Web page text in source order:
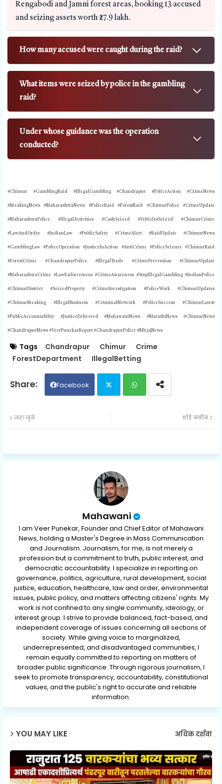
Rengabodi and Jamni forest areas, booking 13 accused
and seizing assets worth ₹27.9 lakh.
How many accused were caught during the raid?
What items were seized by police in the gambling
raid?
Under whose guidance was the operation
conducted?
#Chimur #GamblingRaid #IllegalGambling #Chandrapur #PoliceAction #CrimeNews
#BreakingNews #MaharashtraNews #PoliceRaid #ForestRaid #ChimurPolice #CrimeUpdate
#MaharashtraPolice #IllegalActivities #CashSeized #VehiclesSeized #ChimurCrime
#LawAndOrder #IndianLaw #PublicSafety #CrimeAlert #RaidUpdate #ChimurNews
#GamblingLaw #PoliceOperation #JusticeInAction #AntiCrime #PoliceSeizure #ChimurRaid
#ForestCrime #ChandrapurPolice #IllegalTrade #CrimePrevention #ChimurUpdate
#MaharashtraCrime #LawEnforcement #CrimeAwareness #StopIllegalGambling #IndianPolice
#ChimurDistrict #SeizedProperty #CrimeInvestigation #PoliceWork #ChimurUpdates
#ChimurBreaking #IllegalBusiness #CriminalNetwork #PoliceSuccess #ChimurLatest
#PublicAccountability #JusticeDelivered #MahawaniNews #MarathiNews #ChimurNews
#ChandrapurNews #VeerPunekarReport #ChandrapurPolice #Mh34News
Tags Chandrapur Chimur
Crime
ForestDepartment
IllegalBetting
Facebook
ap
थोडे नवीन
जरा जुने
Mahawani
I am Veer Punekar, Founder and Chief Editor of Mahawani
News, holding a Master's Degree in Mass Communication
and Journalism. Journalism, for me, is not merely a
profession but a commitment to truth, public interest, and
democratic accountability. I specialize in reporting on
governance, politics, agriculture, rural development, social
justice, education, healthcare, law and order, environmental
issues, public policy, and matters affecting citizens' rights. My
work is not confined to any single community, ideology, or
interest group. I strive to provide balanced, fact-based, and
independent coverage of issues concerning all sections of
society. While giving voice to marginalized,
underrepresented, and disadvantaged communities, I
remain equally committed to reporting on matters of
broader public significance. Through rigorous journalism, I
seek to promote transparency, accountability, constitutional
values, and the public's right to accurate and reliable
information.
YOU MAY LIKE अधिक दर्शवा